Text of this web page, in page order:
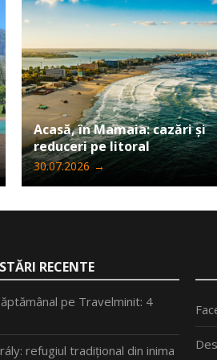
Acasă, în Mamaia: cazări și
reduceri pe litoral
30.07.2026 →
RECENTE
pe Travelminit: 4
refugiul tradițional din inima